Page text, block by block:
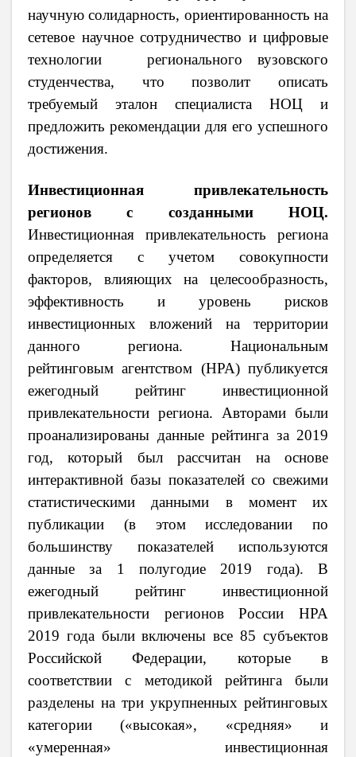
научную солидарность, ориентированность на
сетевое научное сотрудничество и цифровые
технологии регионального вузовского
студенчества, что позволит описать
требуемый эталон специалиста НОЦ и
предложить рекомендации для его успешного
достижения.
Инвестиционная привлекательность
регионов с созданными НОЦ.
Инвестиционная привлекательность региона
определяется с учетом совокупности
факторов, влияющих на целесообразность,
эффективность и уровень рисков
инвестиционных вложений на территории
данного региона. Национальным
рейтинговым агентством (НРА) публикуется
ежегодный рейтинг инвестиционной
привлекательности региона. Авторами были
проанализированы данные рейтинга за 2019
год, который был рассчитан на основе
интерактивной базы показателей со свежими
статистическими данными в момент их
публикации (в этом исследовании по
большинству показателей используются
данные за 1 полугодие 2019 года). В
ежегодный рейтинг инвестиционной
привлекательности регионов России НРА
2019 года были включены все 85 субъектов
Российской Федерации, которые в
соответствии с методикой рейтинга были
разделены на три укрупненных рейтинговых
категории («высокая», «средняя» и
«умеренная» инвестиционная